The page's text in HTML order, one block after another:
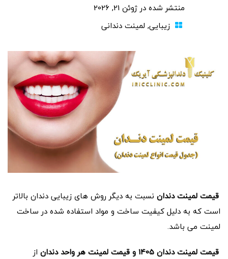
منتشر شده در ژوئن 21, 2026
زیبایی, لمینت دندانی
قیمت لمینت دندان نسبت به دیگر روش های زیبایی دندان بالاتر
است که به دلیل کیفیت ساخت و مواد استفاده شده در ساخت
لمینت می باشد.
قیمت لمینت دندان 1405 و قیمت لمینت هر واحد دندان
از